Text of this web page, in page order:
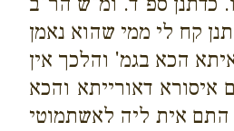
קח לי ממי שהוא נאמן
הכא בגמ' והלכך אין
דאורייתא והכא
התם אית ליה לאשתמוטי